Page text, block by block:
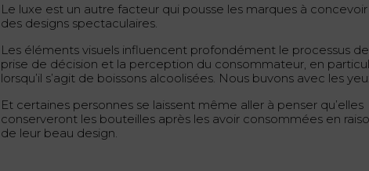
Le luxe est un autre facteur qui pousse les marques à concevoir
des designs spectaculaires.
Les éléments visuels influencent profondément le processus de
prise de décision et la perception du consommateur, en
lorsqu’il s’agit de boissons alcoolisées. Nous buvons avec les
Et certaines personnes se laissent même aller à penser qu’elles
conserveront les bouteilles après les avoir consommées en
de leur beau design.